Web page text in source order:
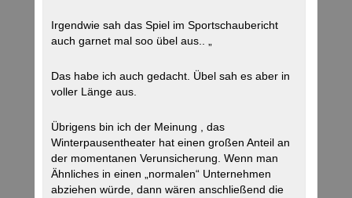
Irgendwie sah das Spiel im Sportschaubericht
auch garnet mal soo übel aus.. „
Das habe ich auch gedacht. Übel sah es aber in
voller Länge aus.
Übrigens bin ich der Meinung , das
Winterpausentheater hat einen großen Anteil an
der momentanen Verunsicherung. Wenn man
Ähnliches in einen „normalen“ Unternehmen
abziehen würde, dann wären anschließend die